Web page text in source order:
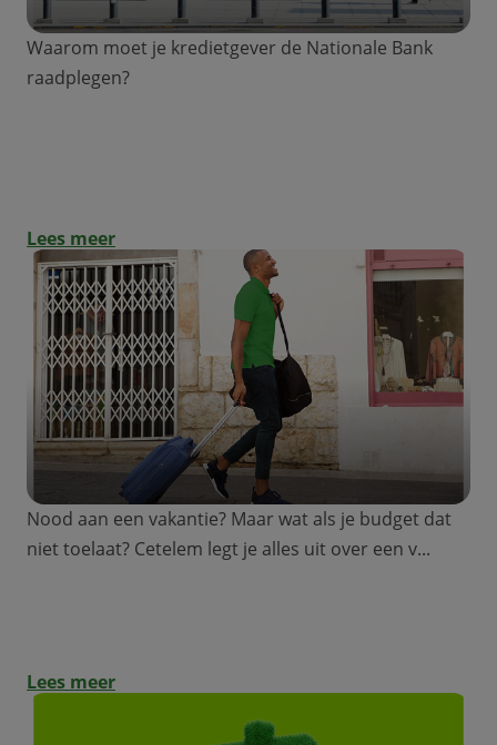
Waarom moet je kredietgever de Nationale Bank
raadplegen?
Lees meer
Nood aan een vakantie? Maar wat als je budget dat
niet toelaat? Cetelem legt je alles uit over een v...
Lees meer